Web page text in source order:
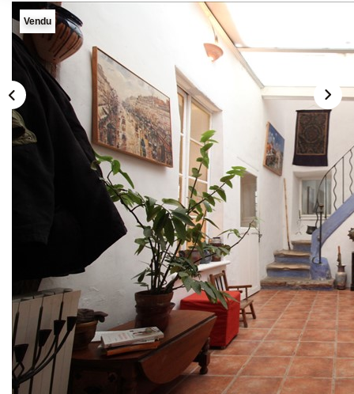
Vendu
Description
Réf : 421
PERNES LES FONTAINES - COEUR DE VILLAGE